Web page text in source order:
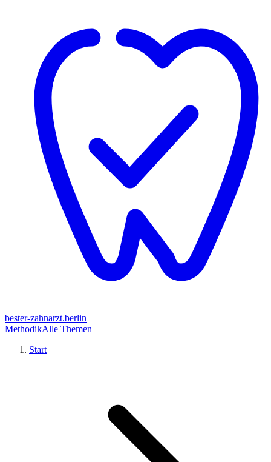
bester-zahnarzt.berlin
MethodikAlle Themen
Start